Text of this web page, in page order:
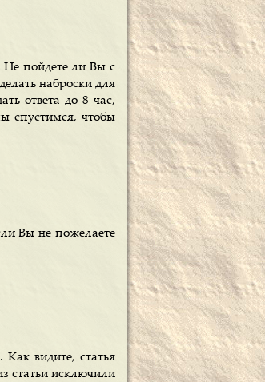
Не пойдете ли Вы с
наброски для
ответа до 8 час,
спустимся, чтобы
Вы не пожелаете
видите, статья
статьи исключили